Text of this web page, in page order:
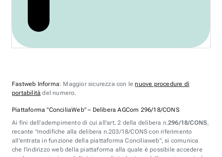
Fastweb Informa: Maggior sicurezza con lenuove procedure di
portabilità del numero.
Piattaforma "ConciliaWeb" – Delibera AGCom 296/18/CONS
Ai fini dell'adempimento di cui all'art. 2 della delibera n.296/18/CONS,
recante "modifiche alla delibera n.203/18/CONS con riferimento
all'entrata in funzione della piattaforma Conciliaweb", si comunica
che l'indirizzo web della piattaforma alla quale è possibile accedere